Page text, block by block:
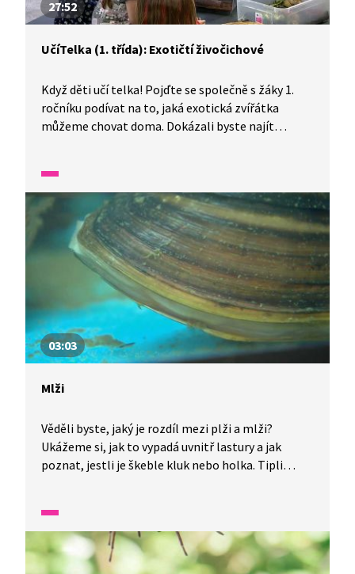
27:52
UčíTelka (1. třída): Exotičtí živočichové
Když děti učí telka! Pojďte se společně s žáky 1.
ročníku podívat na to, jaká exotická zvířátka
můžeme chovat doma. Dokázali byste najít
neviditelným inkoustem?
03:03
Mlži
Věděli byste, jaký je rozdíl mezi plži a mlži?
Ukážeme si, jak to vypadá uvnitř lastury a jak
poznat, jestli je škeble kluk nebo holka. Tipli